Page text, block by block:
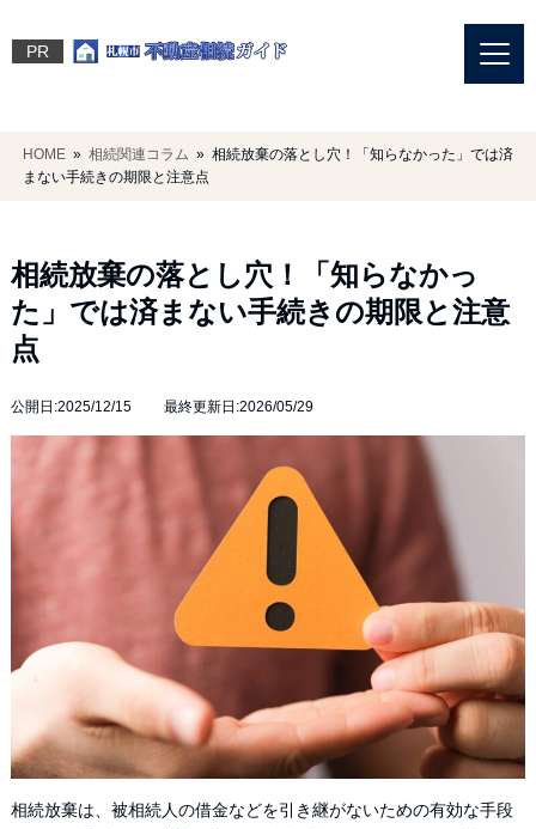
PR
HOME» 相続関連コラム » 相続放棄の落とし穴！「知らなかった」では済
まない手続きの期限と注意点
相続放棄の落とし穴！「知らなかっ
た」では済まない手続きの期限と注意
点
公開日:2025/12/15 最終更新日:2026/05/29
相続放棄は、被相続人の借金などを引き継がないための有効な手段